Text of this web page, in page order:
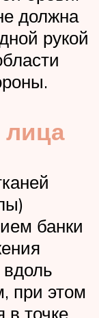
должна
рукой
банки
вдоль
при этом
в точке